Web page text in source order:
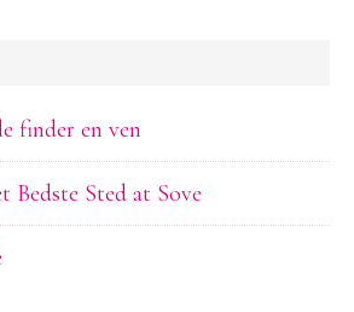
finder en ven
Bedste Sted at Sove